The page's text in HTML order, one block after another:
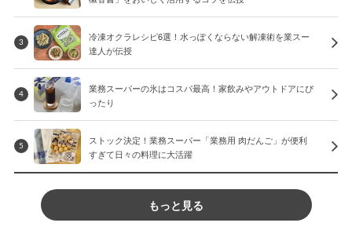
3
冷凍オクラレシピ6選！水っぽくならない解凍術を業スー
達人が伝授
4
業務スーパーの氷はコスパ最高！家飲みやアウトドアにぴ
ったり
5
ストック決定！業務スーパー「業務用 肉だんご」が便利
すぎて日々の料理に大活躍
もっと見る